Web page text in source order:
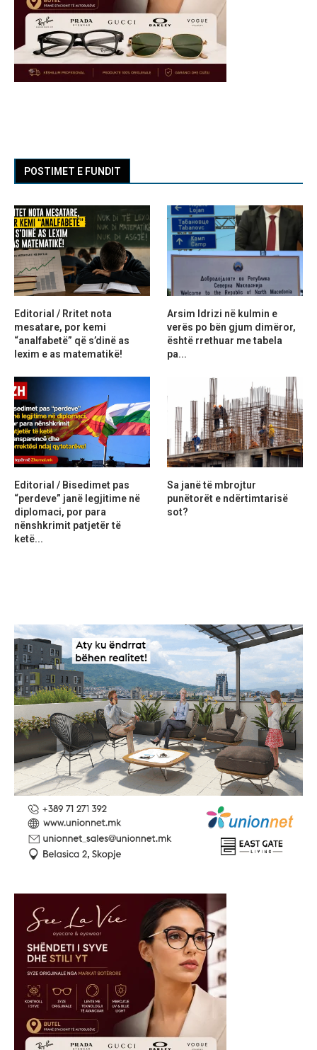
POSTIMET E FUNDIT
Editorial / Rritet nota
mesatare, por kemi
“analfabetë” që s’dinë as
lexim e as matematikë!
Arsim Idrizi në kulmin e
verës po bën gjum dimëror,
është rrethuar me tabela
pa...
Editorial / Bisedimet pas
“perdeve” janë legjitime në
diplomaci, por para
nënshkrimit patjetër të
ketë...
Sa janë të mbrojtur
punëtorët e ndërtimtarisë
sot?